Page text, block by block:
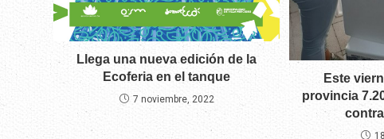
Llega una nueva edición de la
Ecoferia en el tanque
7 noviembre, 2022
Este
provincia